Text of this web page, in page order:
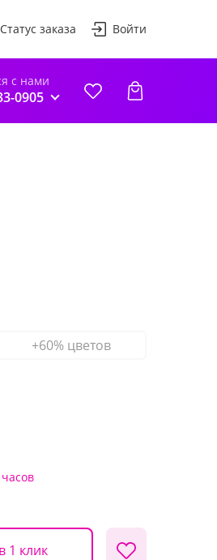
Статус заказа Войти
с нами
0905
+60% цветов
1 клик